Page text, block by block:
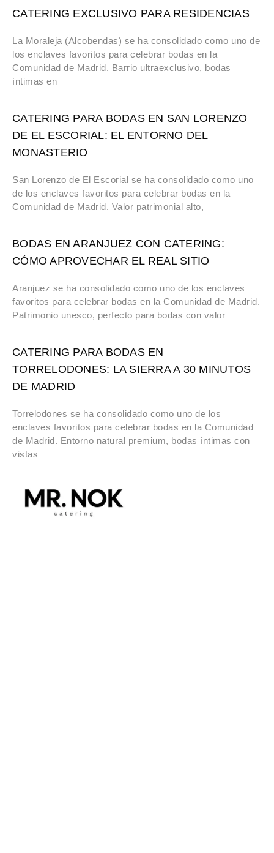
CATERING EXCLUSIVO PARA RESIDENCIAS
La Moraleja (Alcobendas) se ha consolidado como uno de
los enclaves favoritos para celebrar bodas en la
Comunidad de Madrid. Barrio ultraexclusivo, bodas
íntimas en
CATERING PARA BODAS EN SAN LORENZO
DE EL ESCORIAL: EL ENTORNO DEL
MONASTERIO
San Lorenzo de El Escorial se ha consolidado como uno
de los enclaves favoritos para celebrar bodas en la
Comunidad de Madrid. Valor patrimonial alto,
BODAS EN ARANJUEZ CON CATERING:
CÓMO APROVECHAR EL REAL SITIO
Aranjuez se ha consolidado como uno de los enclaves
favoritos para celebrar bodas en la Comunidad de Madrid.
Patrimonio unesco, perfecto para bodas con valor
CATERING PARA BODAS EN
TORRELODONES: LA SIERRA A 30 MINUTOS
DE MADRID
Torrelodones se ha consolidado como uno de los
enclaves favoritos para celebrar bodas en la Comunidad
de Madrid. Entorno natural premium, bodas íntimas con
vistas